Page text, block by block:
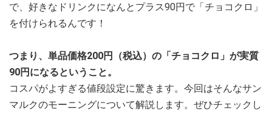
で、好きなドリンクになんとプラス90円で「チョコクロ」
を付けられるんです！
つまり、単品価格200円（税込）の「チョコクロ」が実質
90円になるということ。
コスパがよすぎる値段設定に驚きます。今回はそんなサン
マルクのモーニングについて解説します。ぜひチェックし